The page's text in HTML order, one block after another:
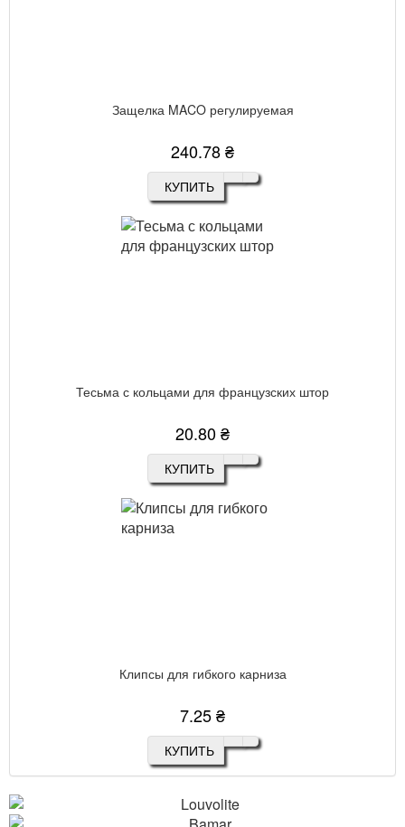
Защелка MACO регулируемая
240.78 ₴
КУПИТЬ
Тесьма с кольцами для французских штор
20.80 ₴
КУПИТЬ
Клипсы для гибкого карниза
7.25 ₴
КУПИТЬ